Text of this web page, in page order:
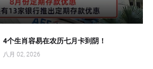
4个生肖容易在农历七月卡到阴！
八月 02, 2026